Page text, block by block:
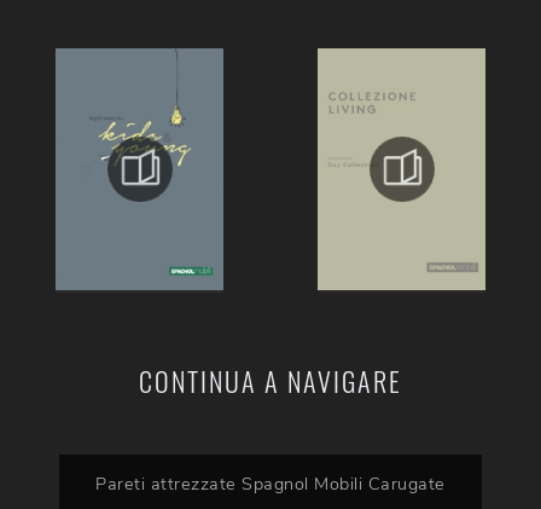
CONTINUA A NAVIGARE
Pareti attrezzate Spagnol Mobili Carugate